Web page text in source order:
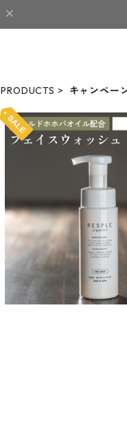
PRODUCTS キャンペー
【50％OFF対象商品】
ッシュ
¥2,475
50%OFF